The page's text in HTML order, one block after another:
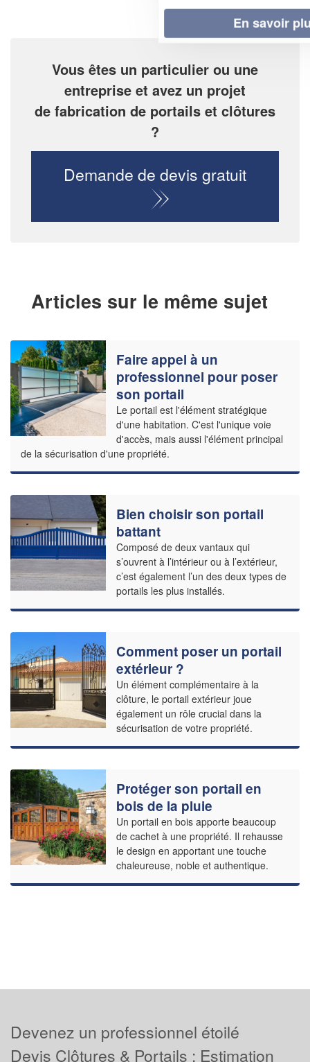
Vous êtes un particulier ou une
entreprise et avez un projet
de fabrication de portails et clôtures
?
Demande de devis gratuit
Articles sur le même sujet
Faire appel à un
professionnel pour poser
son portail
Le portail est l'élément stratégique
d'une habitation. C'est l'unique voie
d'accès, mais aussi l'élément principal
de la sécurisation d'une propriété.
Bien choisir son portail
battant
Composé de deux vantaux qui
s’ouvrent à l’intérieur ou à l’extérieur,
c’est également l’un des deux types de
portails les plus installés.
Comment poser un portail
extérieur ?
Un élément complémentaire à la
clôture, le portail extérieur joue
également un rôle crucial dans la
sécurisation de votre propriété.
Protéger son portail en
bois de la pluie
Un portail en bois apporte beaucoup
de cachet à une propriété. Il rehausse
le design en apportant une touche
chaleureuse, noble et authentique.
En savoir plus
Devenez un professionnel étoilé
Devis Clôtures & Portails : Estimation